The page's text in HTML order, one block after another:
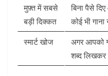
मुफ़्त में सबसे
बड़ी दिक्कत
बिना पैसे
कोई भी
स्मार्ट खोज
अगर आपको
शब्द लिखकर